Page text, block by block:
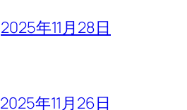
2025年11月28日
2025年11月26日